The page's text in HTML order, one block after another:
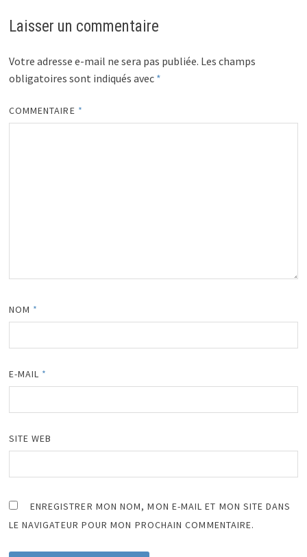
Laisser un commentaire
Votre adresse e-mail ne sera pas publiée. Les champs
obligatoires sont indiqués avec *
COMMENTAIRE *
NOM *
E-MAIL *
SITE WEB
ENREGISTRER MON NOM, MON E-MAIL ET MON SITE DANS
LE NAVIGATEUR POUR MON PROCHAIN COMMENTAIRE.